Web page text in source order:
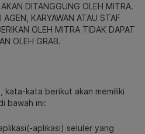
DITANGGUNG OLEH MITRA.
KARYAWAN ATAU STAF
OLEH MITRA TIDAK DAPAT
OLEH GRAB.
kata-kata berikut akan memiliki
bawah ini:
aplikasi) seluler yang